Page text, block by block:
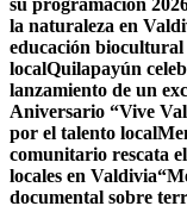
su programación
la naturaleza en
educación
localQuilapayún
lanzamiento de un
Aniversario “Vive
por el talento local
comunitario rescata
locales en Valdivia
documental sobre